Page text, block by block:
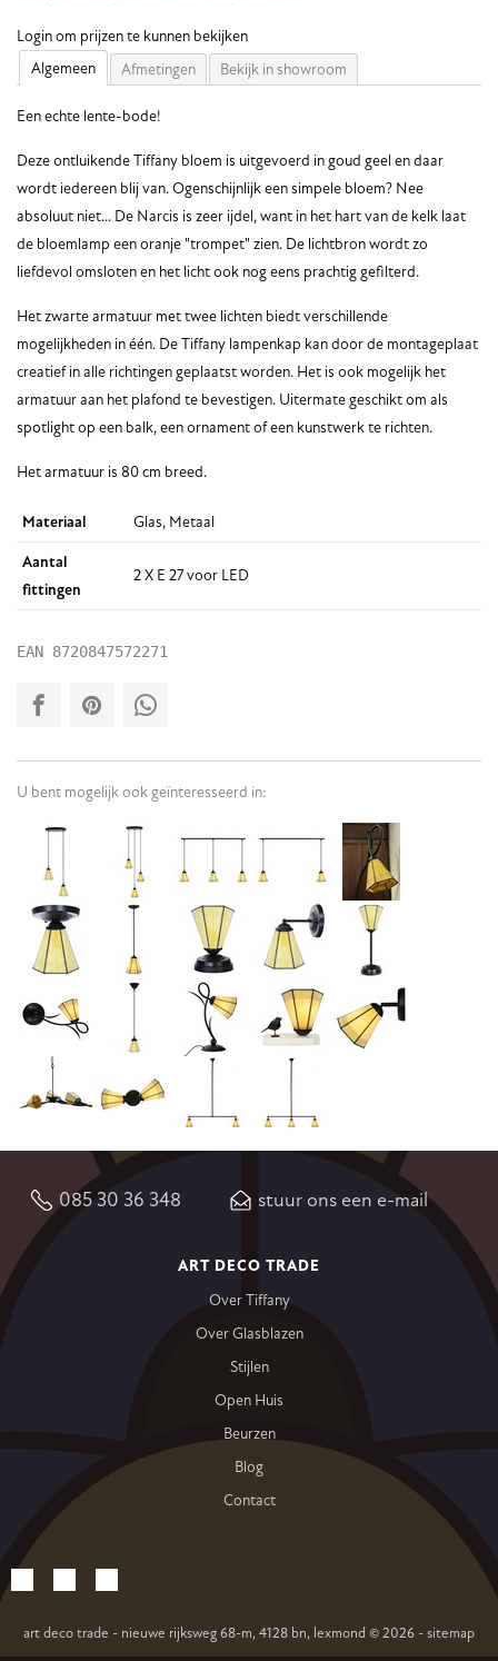
Login om prijzen te kunnen bekijken
Algemeen
Afmetingen Bekijk in showroom
Een echte lente-bode!
Deze ontluikende Tiffany bloem is uitgevoerd in goud geel en daar
wordt iedereen blij van. Ogenschijnlijk een simpele bloem? Nee
absoluut niet... De Narcis is zeer ijdel, want in het hart van de kelk laat
de bloemlamp een oranje "trompet" zien. De lichtbron wordt zo
liefdevol omsloten en het licht ook nog eens prachtig gefilterd.
Het zwarte armatuur met twee lichten biedt verschillende
mogelijkheden in één. De Tiffany lampenkap kan door de montageplaat
creatief in alle richtingen geplaatst worden. Het is ook mogelijk het
armatuur aan het plafond te bevestigen. Uitermate geschikt om als
spotlight op een balk, een ornament of een kunstwerk te richten.
Het armatuur is 80 cm breed.
Materiaal Glas, Metaal
Aantal
fittingen
2 X E 27 voor LED
EAN 8720847572271
U bent mogelijk ook geïnteresseerd in:
085 30 36 348 stuur ons een e-mail
ART DECO TRADE
Over Tiffany
Over Glasblazen
Stijlen
Open Huis
Beurzen
Blog
Contact
art deco trade - nieuwe rijksweg 68-m, 4128 bn, lexmond © 2026 -sitemap